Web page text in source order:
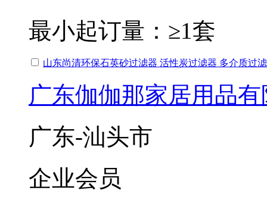
最小起订量： ≥1套
山东尚清环保石英砂过滤器 活性炭过滤器 多介质过
广东伽伽那家居用品
广东-汕头市
企业会员